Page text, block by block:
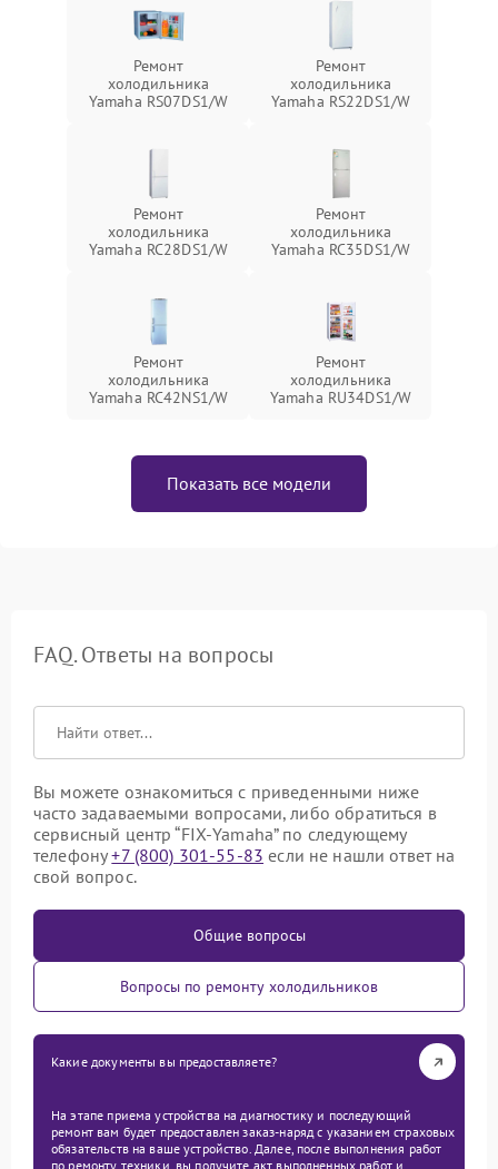
Ремонт
холодильника
Yamaha RS07DS1/W
Ремонт
холодильника
Yamaha RS22DS1/W
Ремонт
холодильника
Yamaha RC28DS1/W
Ремонт
холодильника
Yamaha RC35DS1/W
Ремонт
холодильника
Yamaha RC42NS1/W
Ремонт
холодильника
Yamaha RU34DS1/W
Показать все модели
FAQ. Ответы на вопросы
Вы можете ознакомиться с приведенными ниже
часто задаваемыми вопросами, либо обратиться в
сервисный центр “FIX-Yamaha” по следующему
телефону+7 (800) 301-55-83 если не нашли ответ на
свой вопрос.
Общие вопросы
Вопросы по ремонту холодильников
Какие документы вы предоставляете?
На этапе приема устройства на диагностику и последующий
ремонт вам будет предоставлен заказ-наряд с указанием страховых
обязательств на ваше устройство. Далее, после выполнения работ
по ремонту техники, вы получите акт выполненных работ и